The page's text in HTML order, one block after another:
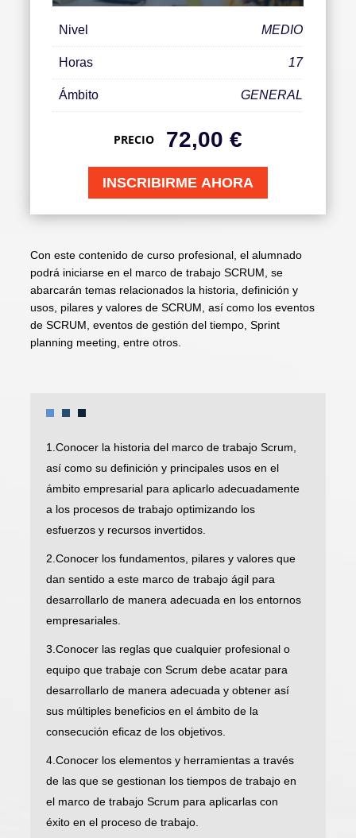
Con este contenido de curso profesional, el alumnado
podrá iniciarse en el marco de trabajo SCRUM, se
abarcarán temas relacionados la historia, definición y
usos, pilares y valores de SCRUM, así como los eventos
de SCRUM, eventos de gestión del tiempo, Sprint
planning meeting, entre otros.
1.Conocer la historia del marco de trabajo Scrum,
así como su definición y principales usos en el
ámbito empresarial para aplicarlo adecuadamente
a los procesos de trabajo optimizando los
esfuerzos y recursos invertidos.
2.Conocer los fundamentos, pilares y valores que
dan sentido a este marco de trabajo ágil para
desarrollarlo de manera adecuada en los entornos
empresariales.
3.Conocer las reglas que cualquier profesional o
equipo que trabaje con Scrum debe acatar para
desarrollarlo de manera adecuada y obtener así
sus múltiples beneficios en el ámbito de la
consecución eficaz de los objetivos.
4.Conocer los elementos y herramientas a través
de las que se gestionan los tiempos de trabajo en
el marco de trabajo Scrum para aplicarlas con
éxito en el proceso de trabajo.
Nivel MEDIO
Horas 17
Ámbito GENERAL
PRECIO 72,00 €
INSCRIBIRME AHORA